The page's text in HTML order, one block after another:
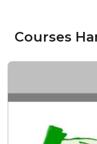
Courses